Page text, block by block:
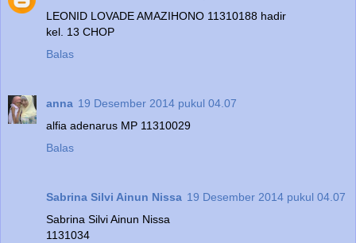
LEONID LOVADE AMAZIHONO 11310188 hadir
kel. 13 CHOP
Balas
anna 19 Desember 2014 pukul 04.07
alfia adenarus MP 11310029
Balas
Sabrina Silvi Ainun Nissa 19 Desember 2014 pukul 04.07
Sabrina Silvi Ainun Nissa
1131034